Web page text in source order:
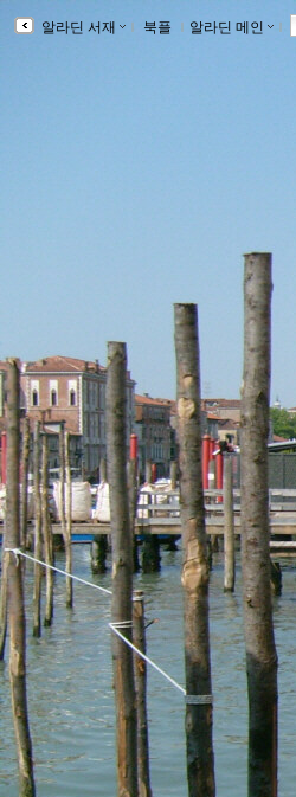
알라딘 서재 ｌ 북플 ｌ 알라딘 메인 ｌ